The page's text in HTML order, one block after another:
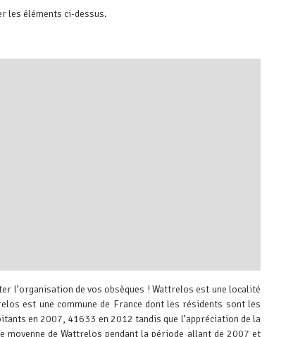
les éléments ci-dessus.
l’organisation de vos obsèques ! Wattrelos est une localité
est une commune de France dont les résidents sont les
en 2007, 41633 en 2012 tandis que l’appréciation de la
de Wattrelos pendant la période allant de 2007 et